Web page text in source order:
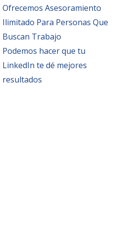
Ofrecemos Asesoramiento
Ilimitado Para Personas Que
Buscan Trabajo
Podemos hacer que tu
LinkedIn te dé mejores
resultados